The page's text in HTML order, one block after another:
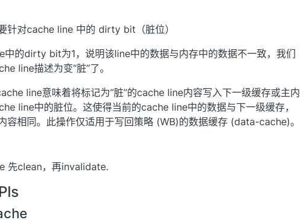
针对cache line 中的 dirty bit（脏位）
中的dirty bit为1，说明该line中的数据与内存中的数据不一致，我们
line描述为变“脏”了。
line意味着将标记为“脏”的cache line内容写入下一级缓存或主内
line中的脏位。这使得当前的cache line中的数据与下一级缓存，
容相同。此操作仅适用于写回策略 (WB)的数据缓存 (data-cache)。
先clean，再invalidate.